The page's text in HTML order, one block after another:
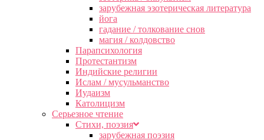
зарубежная эзотерическая литература
йога
гадание / толкование снов
магия / колдовство
Парапсихология
Протестантизм
Индийские религии
Ислам / мусульманство
Иудаизм
Католицизм
Серьезное чтение
Cтихи, поэзия
зарубежная поэзия